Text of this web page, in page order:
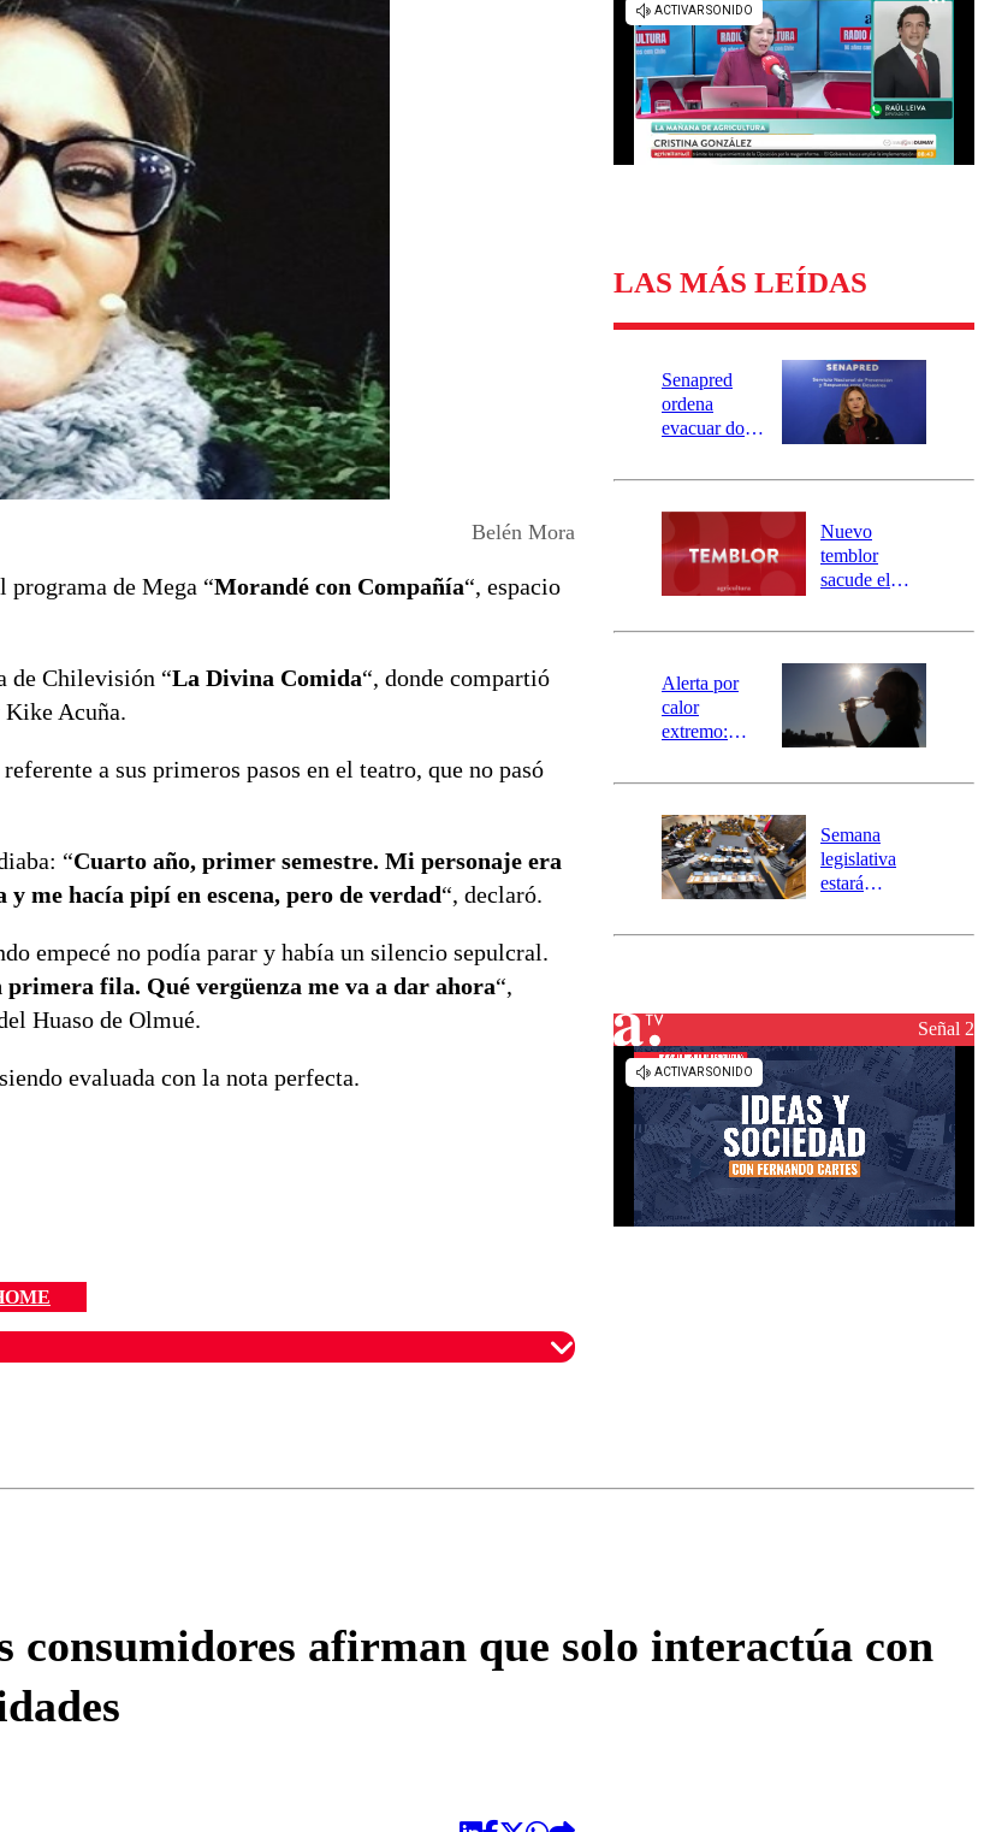
Universidad de Chile
Sustentabilidad
Belén Mora
programa de Mega “Morandé con Compañía“, espacio
de Chilevisión “La Divina Comida“, donde compartió
Acuña.
referente a sus primeros pasos en el teatro, que no pasó
“Cuarto año, primer semestre. Mi personaje era
me hacía pipí en escena, pero de verdad“, declaró.
empecé no podía parar y había un silencio sepulcral.
fila. Qué vergüenza me va a dar ahora“,
Huaso de Olmué.
evaluada con la nota perfecta.
LAS MÁS LEÍDAS
Senapred
ordena
evacuar dos
Carahue por
río Damas:
activa
mensajería
SAE
Nuevo
temblor
sacude el
revisa la
epicentro
Alerta por
calor
extremo:
activa Alerta
Preventiva en
tres comunas
Semana
legislativa
estará
el fin de la
reconstrucciónSeñal 2
consumidores afirman que solo interactúa con